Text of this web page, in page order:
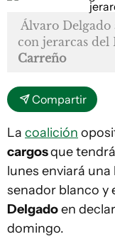
Álvaro Delgado
con jerarcas
Carreño
Compartir
La coalición
cargosque
lunes enviará una
senador blanco y
Delgadoen
domingo.